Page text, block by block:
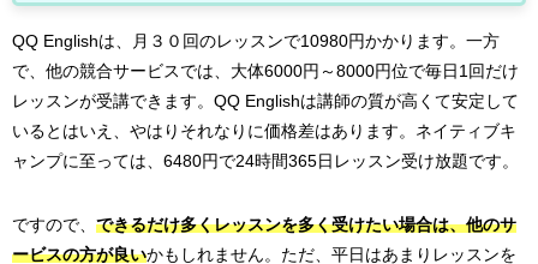
QQ Englishは、月３０回のレッスンで10980円かかります。一方
で、他の競合サービスでは、大体6000円～8000円位で毎日1回だけ
レッスンが受講できます。QQ Englishは講師の質が高くて安定して
いるとはいえ、やはりそれなりに価格差はあります。ネイティブキ
ャンプに至っては、6480円で24時間365日レッスン受け放題です。
ですので、 できるだけ多くレッスンを多く受けたい場合は、他のサ
ービスの方が良いかもしれません。ただ、平日はあまりレッスンを